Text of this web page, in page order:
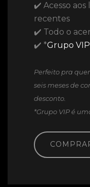
✔️ Acesso
recentes
✔️ Todo o
✔️ *Grupo
Perfeito pra
seis meses de
desconto.
*Grupo VIP é